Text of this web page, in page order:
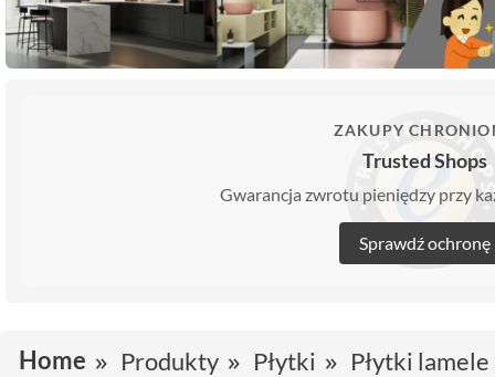
ZAKUPY
Trusted Shops
Gwarancja zwrotu pieniędzy przy
Sprawdź ochronę
Home Produkty Płytki Płytki lamele